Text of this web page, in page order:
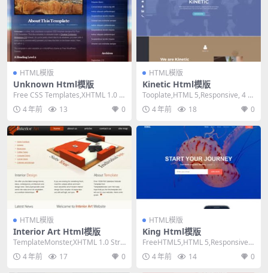
HTML模版
Unknown Html模版
Free CSS Templates,XHTML 1.0 St
rict,Fixe...
4 年前 13 0
HTML模版
Kinetic Html模版
Tooplate,HTML 5,Responsive, 4 C
olumns,Da...
4 年前 18 0
HTML模版
Interior Art Html模版
TemplateMonster,XHTML 1.0 Stric
t,Fixed W...
4 年前 17 0
HTML模版
King Html模版
FreeHTML5,HTML 5,Responsive,
4 Columns,D...
4 年前 14 0